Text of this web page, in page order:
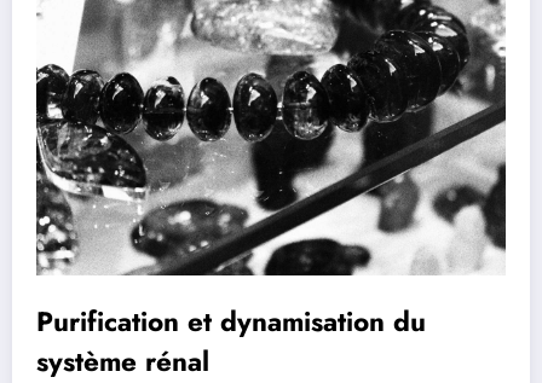
Purification et dynamisation du
système rénal